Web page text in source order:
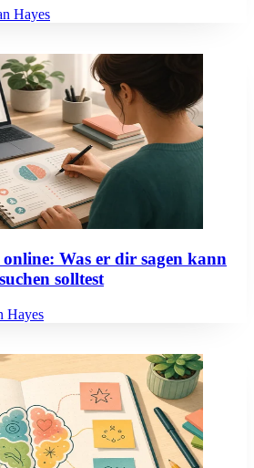
Hayes
online: Was er dir sagen kann
solltest
Hayes